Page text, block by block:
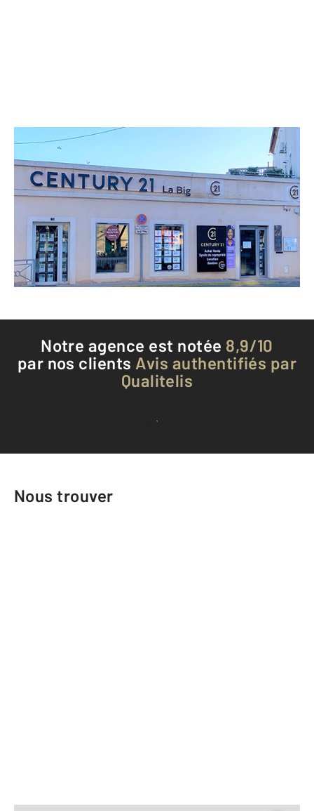
1 avenue Jean Perrin
BAGNOLS SUR CEZE - 30200
Envoyer un message
Téléphoner à l'agence
Notre agence est notée 8,9/10
par nos clients Avis authentifiés par
Qualitelis
Voir tous les avis clients
Nous trouver